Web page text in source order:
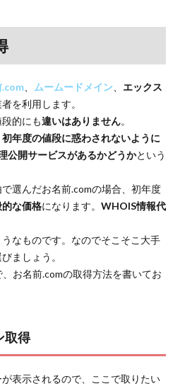
.com ムームードメイン
エックス
を利用します。
的にも違いはありません。
初年度の値段に惑わされないように
公開サービスがあるかどうかという
選んだお名前.comの場合、初年度
な価格になります。 WHOIS情報代
なものです。なのでそこそこ大手
ましょう。
お名前.comの取得方法を書いてお
取得
表示されるので、ここで取りたい